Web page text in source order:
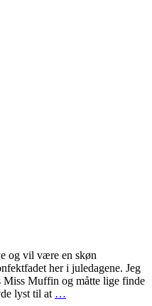
og vil være en skøn
her i juledagene. Jeg
Miss Muffin og måtte lige finde
lyst til at …